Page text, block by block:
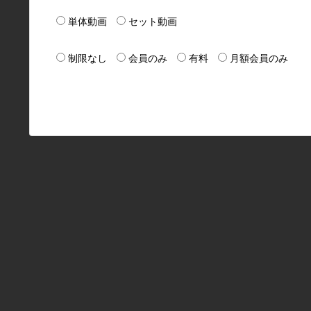
単体動画 セット動画
制限なし 会員のみ 有料 月額会員のみ